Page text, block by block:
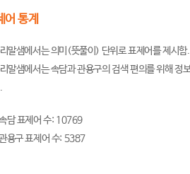
어 통계
말샘에서는 의미(뜻풀이) 단위로 표제어를 제시함.
말샘에서는 속담과 관용구의 검색 편의를 위해 정
담 표제어 수: 10769
용구 표제어 수: 5387